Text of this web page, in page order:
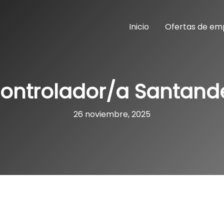
Inicio Ofertas de
a
26 noviembre, 2025